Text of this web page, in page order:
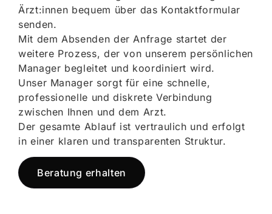
Ärzt:innen bequem über das Kontaktformular
senden.
Mit dem Absenden der Anfrage startet der
weitere Prozess, der von unserem persönlichen
Manager begleitet und koordiniert wird.
Unser Manager sorgt für eine schnelle,
professionelle und diskrete Verbindung
zwischen Ihnen und dem Arzt.
Der gesamte Ablauf ist vertraulich und erfolgt
in einer klaren und transparenten Struktur.
Beratung erhalten